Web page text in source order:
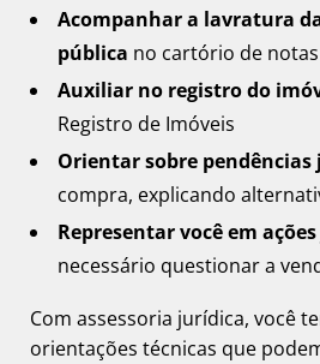
Acompanhar a lavratura
pública no cartório de notas
Auxiliar no registro do
Registro de Imóveis
Orientar sobre pendências
compra, explicando
Representar você em
necessário questionar a
Com assessoria jurídica, você
orientações técnicas que